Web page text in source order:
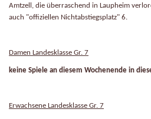
Amtzell, die überraschend in Laupheim
auch "offiziellen Nichtabstiegsplatz" 6.
Damen Landesklasse Gr. 7
keine Spiele an diesem Wochenende in
Erwachsene Landesklasse Gr. 7